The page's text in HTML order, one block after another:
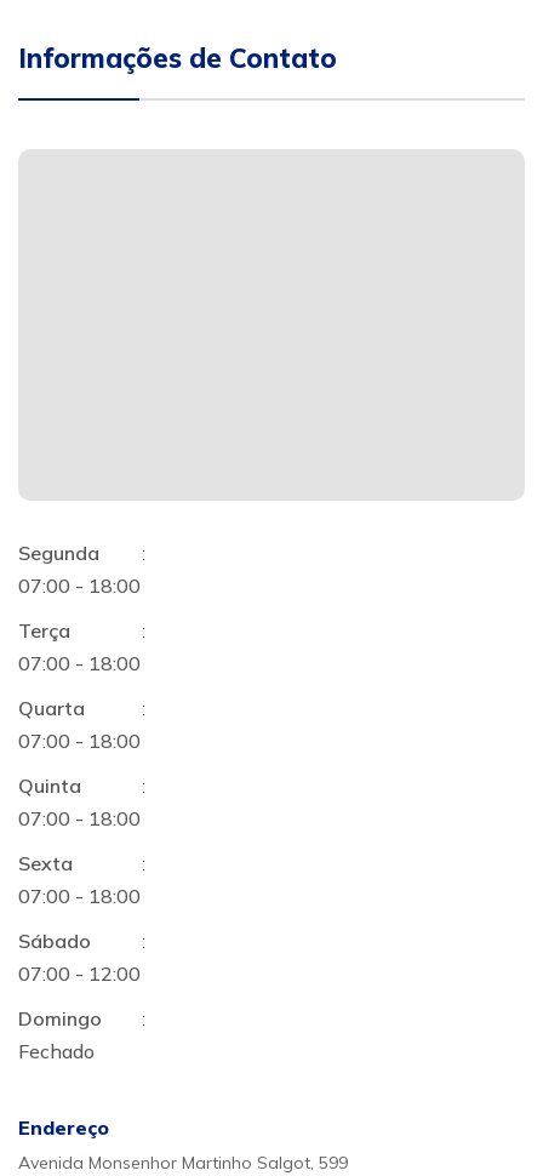
Informações de Contato
Segunda
:
07:00 - 18:00
Terça
:
07:00 - 18:00
Quarta
:
07:00 - 18:00
Quinta
:
07:00 - 18:00
Sexta
:
07:00 - 18:00
Sábado
:
07:00 - 12:00
Domingo
:
Fechado
Endereço
Avenida Monsenhor Martinho Salgot, 599